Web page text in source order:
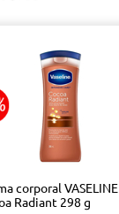
corporal VASELINE
Radiant 298 g